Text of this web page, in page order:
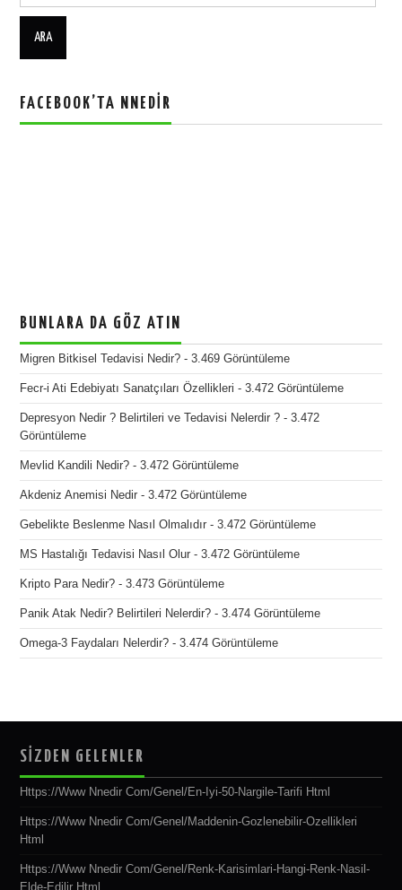
FACEBOOK’TA NNEDIR
BUNLARA DA GÖZ ATIN
Migren Bitkisel Tedavisi Nedir? - 3.469 Görüntüleme
Fecr-i Ati Edebiyatı Sanatçıları Özellikleri - 3.472 Görüntüleme
Depresyon Nedir ? Belirtileri ve Tedavisi Nelerdir ? - 3.472
Görüntüleme
Mevlid Kandili Nedir? - 3.472 Görüntüleme
Akdeniz Anemisi Nedir - 3.472 Görüntüleme
Gebelikte Beslenme Nasıl Olmalıdır - 3.472 Görüntüleme
MS Hastalığı Tedavisi Nasıl Olur - 3.472 Görüntüleme
Kripto Para Nedir? - 3.473 Görüntüleme
Panik Atak Nedir? Belirtileri Nelerdir? - 3.474 Görüntüleme
Omega-3 Faydaları Nelerdir? - 3.474 Görüntüleme
SİZDEN GELENLER
Https://www Nnedir Com/genel/en-Iyi-50-Nargile-Tarifi Html
Https://www Nnedir Com/genel/maddenin-Gozlenebilir-Ozellikleri
Html
Https://www Nnedir Com/genel/renk-Karisimlari-Hangi-Renk-Nasil-
Elde-Edilir Html